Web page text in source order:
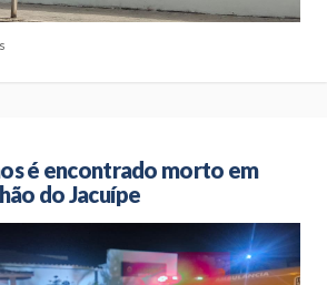
é encontrado morto em
do Jacuípe